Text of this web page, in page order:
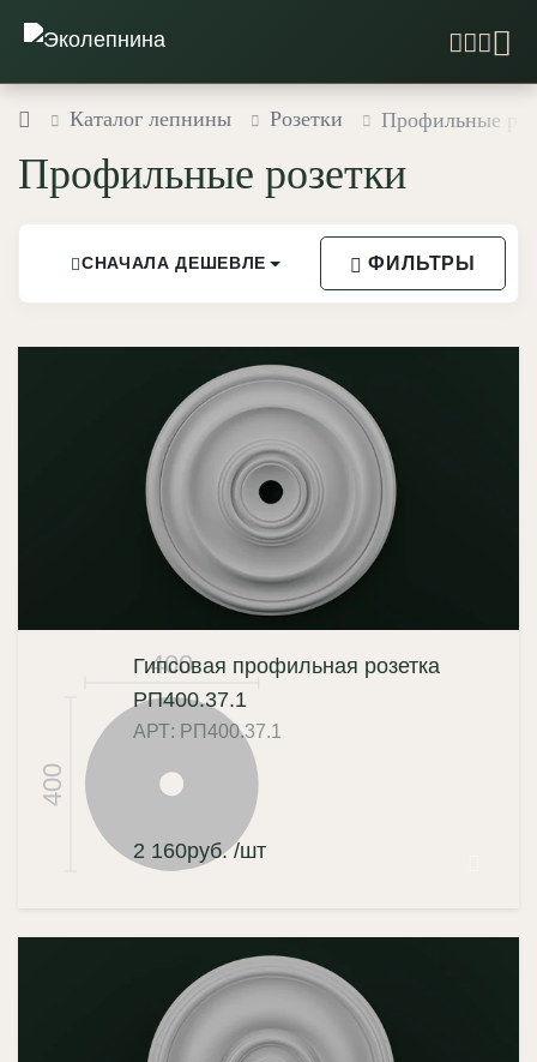
Каталог лепнины Розетки Профильные
Профильные розетки
СНАЧАЛА ДЕШЕВЛЕ ФИЛЬТРЫ
400
400
Гипсовая профильная розетка
РП400.37.1
АРТ: РП400.37.1
2 160руб. /шт